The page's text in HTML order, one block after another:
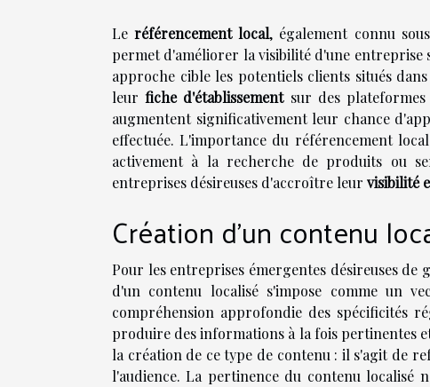
Leréférencement local, également connu
permet d'améliorer la visibilité d'une entreprise
approche cible les potentiels clients situés
leurfiche d'établissementsur des plateformes
augmentent significativement leur chance
effectuée. L'importance du référencement
activement à la recherche de produits ou
entreprises désireuses d'accroître leur visibilité
Création d'un contenu
Pour les entreprises émergentes désireuses
d'un contenu localisé s'impose comme un
compréhension approfondie des spécificités
produire des informations à la fois pertinentes
la création de ce type de contenu : il s'agit de
l'audience. La pertinence du contenu localisé